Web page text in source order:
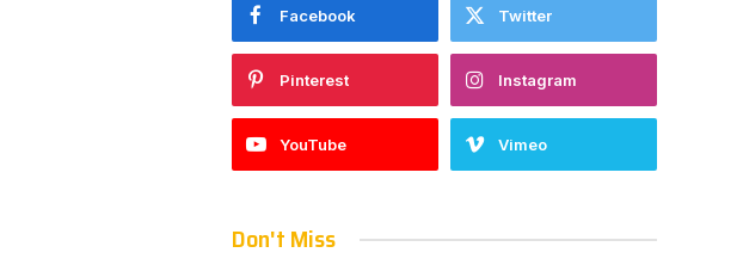
Facebook Twitter
Pinterest Instagram
YouTube Vimeo
Don't Miss